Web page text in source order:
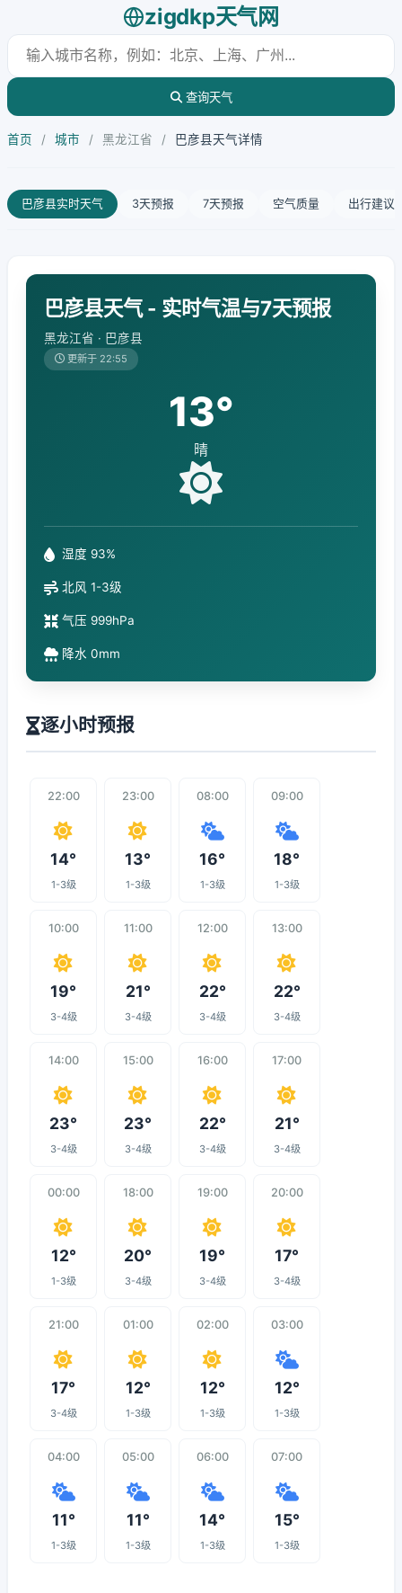
zigdkp天气网
查询天气
首页 / 城市 / 黑龙江省 / 巴彦县天气详情
巴彦县实时天气 3天预报 7天预报 空气质量 出行建议
巴彦县天气 - 实时气温与7天预报
黑龙江省 · 巴彦县
更新于 22:55
13°
晴
湿度 93%
北风 1-3级
气压 999hPa
降水 0mm
逐小时预报
22:00
14°
1-3级
23:00
13°
1-3级
08:00
16°
1-3级
09:00
18°
1-3级
10:00
19°
3-4级
11:00
21°
3-4级
12:00
22°
3-4级
13:00
22°
3-4级
14:00
23°
3-4级
15:00
23°
3-4级
16:00
22°
3-4级
17:00
21°
3-4级
00:00
12°
1-3级
18:00
20°
3-4级
19:00
19°
3-4级
20:00
17°
3-4级
21:00
17°
3-4级
01:00
12°
1-3级
02:00
12°
1-3级
03:00
12°
1-3级
04:00
11°
1-3级
05:00
11°
1-3级
06:00
14°
1-3级
07:00
15°
1-3级